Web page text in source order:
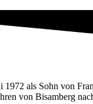
als Sohn von
von Bisamberg